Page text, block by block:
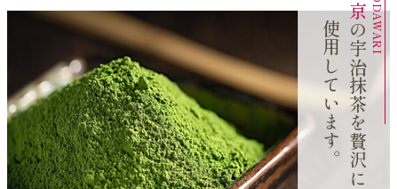
京
の
宇
治
抹
茶
を
贅
沢
に
使用しています。